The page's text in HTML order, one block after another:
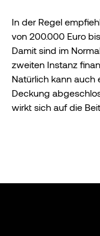
In der Regel
von 200.000 Euro
Damit sind im
zweiten Instanz
Natürlich kann auch
Deckung
wirkt sich auf die